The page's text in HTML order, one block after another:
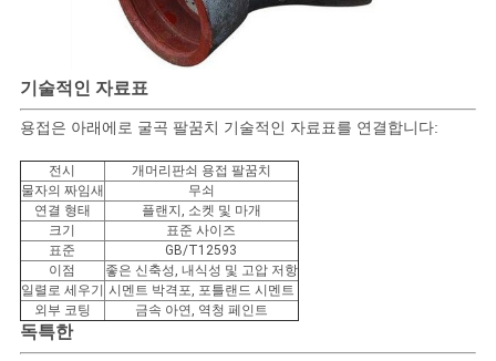
기술적인 자료표
용접은 아래에로 굴곡 팔꿈치 기술적인 자료표를 연결합니다:
전시
개머리판쇠 용접 팔꿈치
물자의 짜임새
무쇠
연결 형태
플랜지, 소켓 및 마개
크기
표준 사이즈
표준
GB/T12593
이점
좋은 신축성, 내식성 및 고압 저항
일렬로 세우기
시멘트 박격포, 포틀랜드 시멘트
외부 코팅
금속 아연, 역청 페인트
독특한